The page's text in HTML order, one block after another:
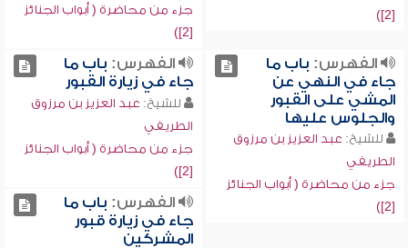
[2])
جزء من محاضرة ( أبواب الجنائز
[2])
الفهرس: باب ما
جاء في النهي عن
المشي على القبور
والجلوس عليها
للشيخ: عبد العزيز بن مرزوق
الطريفي
جزء من محاضرة ( أبواب الجنائز
[2])
الفهرس: باب ما
جاء في زيارة القبور
للشيخ: عبد العزيز بن مرزوق
الطريفي
جزء من محاضرة ( أبواب الجنائز
[2])
الفهرس: باب ما
جاء في زيارة قبور
المشركين